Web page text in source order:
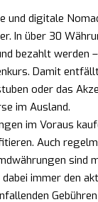
und digitale
In über 30
bezahlt werden
Damit
oder das
im Ausland.
im Voraus
Auch
sind
immer den